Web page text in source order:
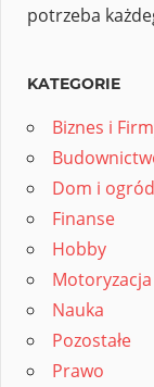
potrzeba
KATEGORIE
Biznes i
Dom i ogród
Finanse
Hobby
Motoryzacja
Nauka
Pozostałe
Prawo